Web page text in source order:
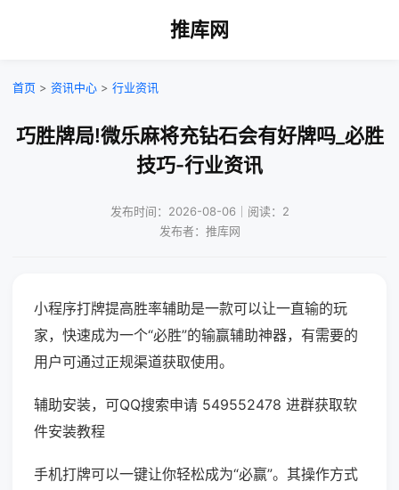
推库网
首页 > 资讯中心 > 行业资讯
巧胜牌局!微乐麻将充钻石会有好牌吗_必胜
技巧-行业资讯
发布时间：2026-08-06｜阅读：2
发布者：推库网
小程序打牌提高胜率辅助是一款可以让一直输的玩
家，快速成为一个“必胜”的输赢辅助神器，有需要的
用户可通过正规渠道获取使用。
辅助安装，可QQ搜索申请 549552478 进群获取软
件安装教程
手机打牌可以一键让你轻松成为“必赢”。其操作方式